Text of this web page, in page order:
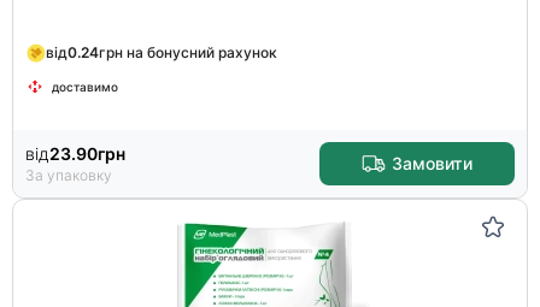
від0.24грн на бонусний рахунок
доставимо
від23.90грн
За упаковку
Замовити